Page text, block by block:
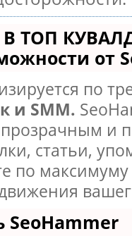
В ТОП
от
по
и SMM.
и
статьи,
по
SeoHammer